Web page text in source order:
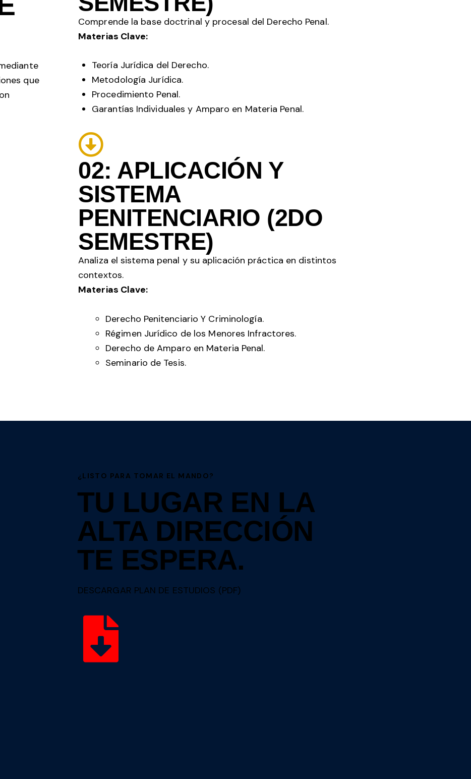
que
Comprende la base doctrinal y procesal del Derecho Penal.
Materias Clave:
Teoría Jurídica del Derecho.
Metodología Jurídica.
Procedimiento Penal.
Garantías Individuales y Amparo en Materia Penal.
02: APLICACIÓN Y
SISTEMA
PENITENCIARIO (2DO
SEMESTRE)
Analiza el sistema penal y su aplicación práctica en distintos
contextos.
Materias Clave:
Derecho Penitenciario Y Criminología.
Régimen Jurídico de los Menores Infractores.
Derecho de Amparo en Materia Penal.
Seminario de Tesis.
¿LISTO PARA TOMAR EL MANDO?
TU LUGAR EN LA
ALTA DIRECCIÓN
TE ESPERA.
DESCARGAR PLAN DE ESTUDIOS (PDF)